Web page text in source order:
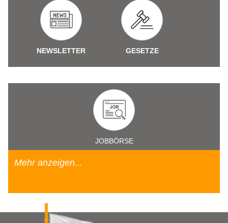
NEWSLETTER GESETZE
JOBBÖRSE
Mehr anzeigen...